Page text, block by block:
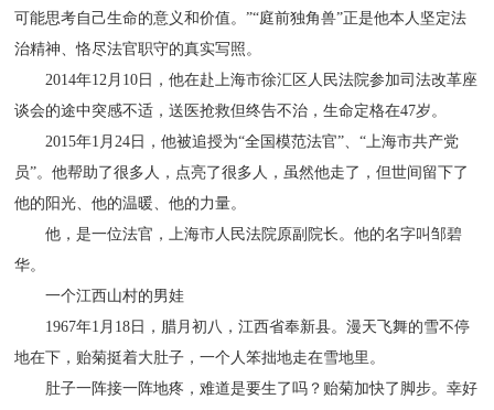
可能思考自己生命的意义和价值。”“庭前独角兽”正是他本人坚定法
治精神、恪尽法官职守的真实写照。
2014年12月10日，他在赴上海市徐汇区人民法院参加司法改革座
谈会的途中突感不适，送医抢救但终告不治，生命定格在47岁。
2015年1月24日，他被追授为“全国模范法官”、“上海市共产党
员”。他帮助了很多人，点亮了很多人，虽然他走了，但世间留下了
他的阳光、他的温暖、他的力量。
他，是一位法官，上海市人民法院原副院长。他的名字叫邹碧
华。
一个江西山村的男娃
1967年1月18日，腊月初八，江西省奉新县。漫天飞舞的雪不停
地在下，贻菊挺着大肚子，一个人笨拙地走在雪地里。
肚子一阵接一阵地疼，难道是要生了吗？贻菊加快了脚步。幸好